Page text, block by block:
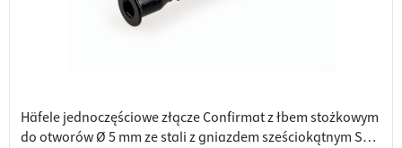
Häfele jednoczęściowe złącze Confirmat z łbem stożkowym
do otworów Ø 5 mm ze stali z gniazdem sześciokątnym SW4